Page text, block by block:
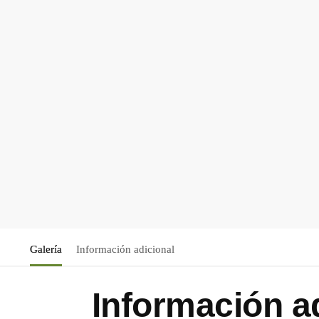
Galería Información adicional
Información